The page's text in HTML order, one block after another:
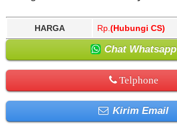
HARGA Rp. (Hubungi CS)
Chat Whatsapp
Telphone
Kirim Email